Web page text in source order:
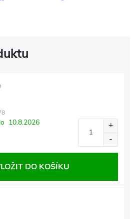
10.8.2026
DO KOŠÍKU